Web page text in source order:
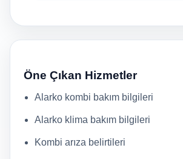
Öne Çıkan Hizmetler
Alarko kombi bakım bilgileri
Alarko klima bakım bilgileri
Kombi arıza belirtileri